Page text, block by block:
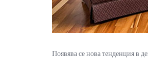
Появява се нова тенденция в